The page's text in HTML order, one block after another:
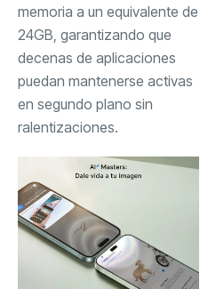
memoria a un equivalente de
24GB, garantizando que
decenas de aplicaciones
puedan mantenerse activas
en segundo plano sin
ralentizaciones.